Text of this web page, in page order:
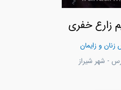
زارع خفری
و زایمان
- شهر شيراز